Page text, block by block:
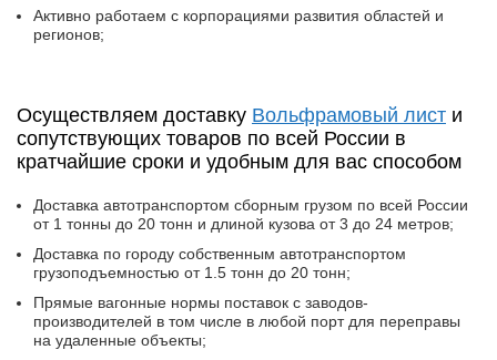
Активно работаем с корпорациями развития областей и
регионов;
Осуществляем доставку Вольфрамовый лист и
сопутствующих товаров по всей России в
кратчайшие сроки и удобным для вас способом
Доставка автотранспортом сборным грузом по всей России
от 1 тонны до 20 тонн и длиной кузова от 3 до 24 метров;
Доставка по городу собственным автотранспортом
грузоподъемностью от 1.5 тонн до 20 тонн;
Прямые вагонные нормы поставок с заводов-
производителей в том числе в любой порт для переправы
на удаленные объекты;